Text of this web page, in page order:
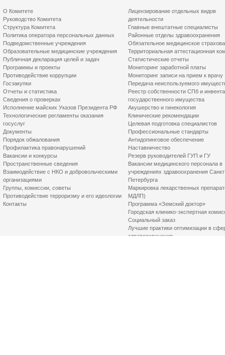
О Комитете
Руководство Комитета
Структура Комитета
Политика оператора персональных данных
Подведомственные учреждения
Образовательные медицинские учреждения
Публичная декларация целей и задач
Программы и проекты
Противодействие коррупции
Госзакупки
Отчеты и статистика
Сведения о проверках
Исполнение майских Указов Президента РФ
Технологические регламенты оказания
госуслуг
Документы
Порядок обжалования
Профилактика правонарушений
Вакансии и конкурсы
Пространственные сведения
Взаимодействие с НКО и добровольческими
организациями
Группы, комиссии, советы
Противодействие терроризму и его идеологии
Контакты
Лицензирование отдельных видов
деятельности
Главные внештатные специалисты
Районные отделы здравоохранения
Обязательное медицинское
Территориальная аттестационная
Статистические отчеты
Мониторинг заработной платы
Мониторинг записи на прием к врачу
Передача неиспользуемого
Реестр собственности СПб и
государственного имущества
Акушерство и гинекология
Клинические рекомендации
Целевая подготовка специалистов
Профессиональные стандарты
Антидопинговое обеспечение
Наставничество
Резерв руководителей ГУП и ГУ
Вакансии медицинского персонала в
учреждениях здравоохранения
Петербурга
Маркировка лекарственных
МДЛП)
Программа «Земский доктор»
Городская клинико-экспертная
Социальный заказ
Лучшие практики оптимизации в
здравоохранения